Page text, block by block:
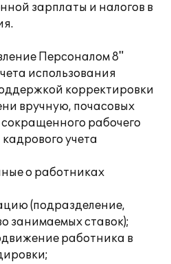
зарплаты и налогов в
Персоналом 8"
использования
корректировки
вручную, почасовых
рабочего
учета
о работниках
(подразделение,
занимаемых ставок);
работника в